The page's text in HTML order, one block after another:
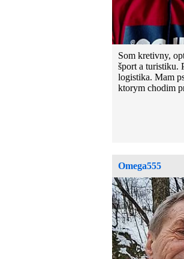
Som kretivny,
šport a turistiku.
logistika. Mam
ktorym chodim
Omega555